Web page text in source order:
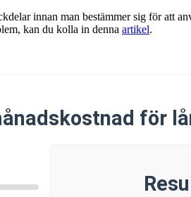
innan man bestämmer sig för att
kan du kolla in denna artikel.
för